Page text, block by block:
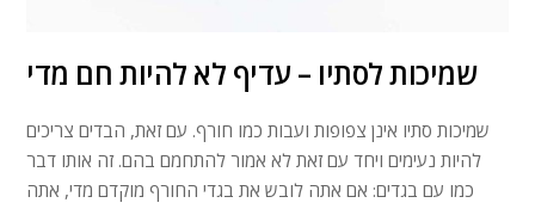
שמיכות לסתיו – עדיף לא להיות חם מדי
שמיכות סתיו אינן צפופות ועבות כמו חורף. עם זאת, הבדים צריכים
להיות נעימים ויחד עם זאת לא אמור להתחמם בהם. זה אותו דבר
כמו עם בגדים: אם אתה לובש את בגדי החורף מוקדם מדי, אתה